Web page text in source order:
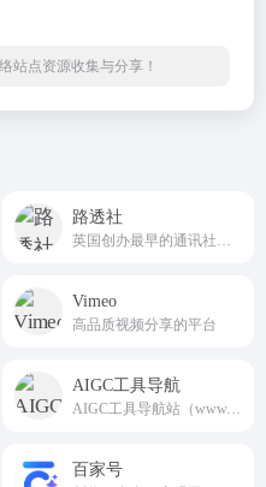
站点资源收集与分享！
路透社
Vimeo
高品质视频分享的平台
AIGC工具导航
AIGC工具导航站（www.aigc.cn）简称：AIGC导航，一个全网分类最全，收录最全的生成式人工智能工具导航平台，分类包括AI写作、AI绘画、AI视频、AI办公、AI数字人、AI设计、AI语音、AI音乐、AI论文、AI简历、AI智能体、文本转语音等AI工具。AIGC导航提供一站式AI工具导航服务，帮助用户快速找到能够提升工作效率和创作能力的生产力工具。找AI工具，就上AIGC工具导航！
百家号